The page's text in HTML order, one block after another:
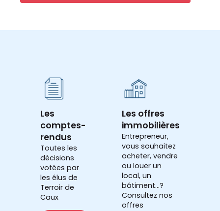
Les
comptes-
rendus
Toutes les
décisions
votées par
les élus de
Terroir de
Caux
Les offres
immobilières
Entrepreneur,
vous souhaitez
acheter, vendre
ou louer un
local, un
bâtiment...?
Consultez nos
offres